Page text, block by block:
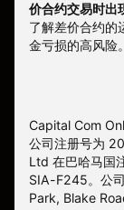
价合约交易时出
了解差价合约的
金亏损的高风险。
Capital Com
公司注册号为
Ltd 在巴哈马国
SIA-F245。公
Park, Blake